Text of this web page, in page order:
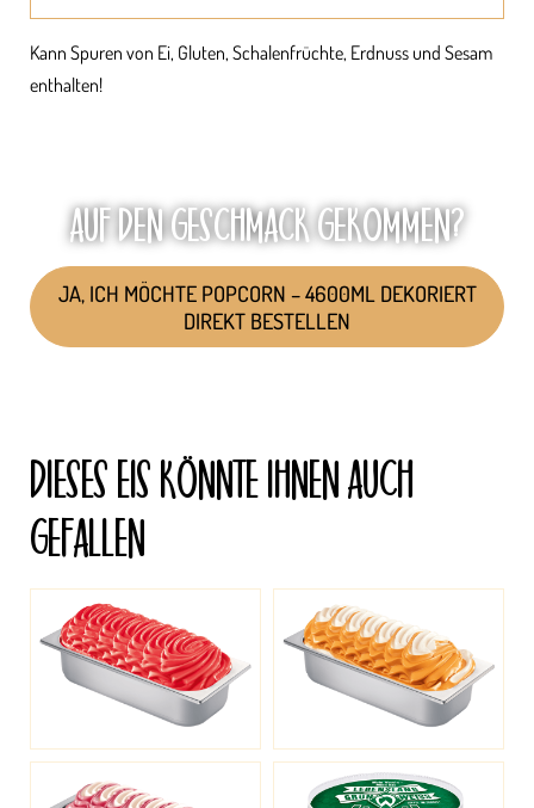
Kann Spuren von Ei, Gluten, Schalenfrüchte, Erdnuss und Sesam
enthalten!
AUF DEN GESCHMACK GEKOMMEN?
JA, ICH MÖCHTE POPCORN – 4600ML DEKORIERT
DIREKT BESTELLEN
DIESES EIS KÖNNTE IHNEN AUCH
GEFALLEN